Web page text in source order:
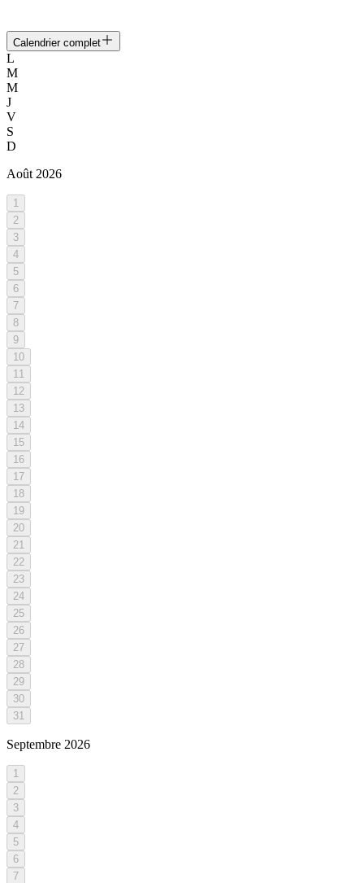
Calendrier complet
L
M
M
J
V
S
D
Août 2026
1
2
3
4
5
6
7
8
9
10
11
12
13
14
15
16
17
18
19
20
21
22
23
24
25
26
27
28
29
30
31
Septembre 2026
1
2
3
4
5
6
7